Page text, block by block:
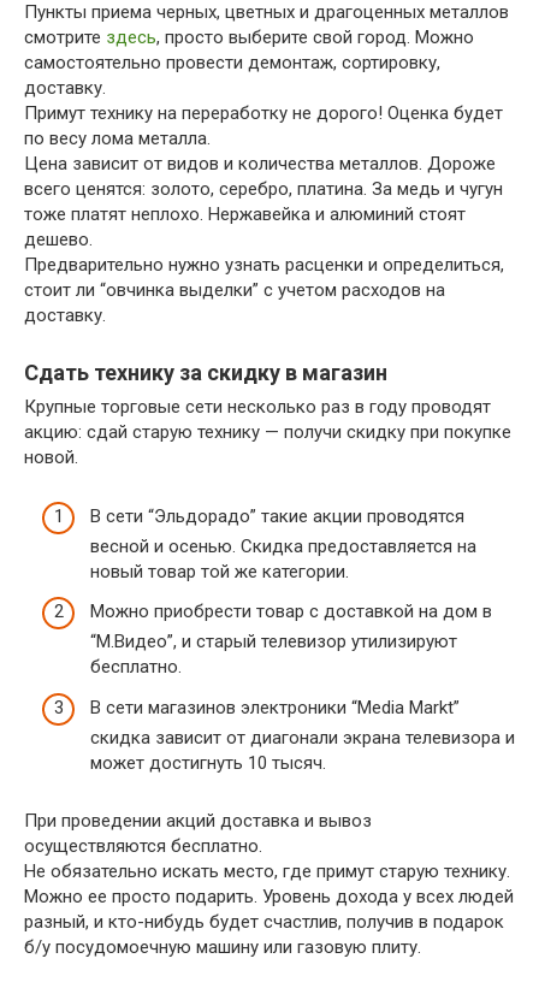
Пункты приема черных, цветных и драгоценных металлов
смотрите здесь, просто выберите свой город. Можно
самостоятельно провести демонтаж, сортировку,
доставку.
Примут технику на переработку не дорого! Оценка будет
по весу лома металла.
Цена зависит от видов и количества металлов. Дороже
всего ценятся: золото, серебро, платина. За медь и чугун
тоже платят неплохо. Нержавейка и алюминий стоят
дешево.
Предварительно нужно узнать расценки и определиться,
стоит ли “овчинка выделки” с учетом расходов на
доставку.
Сдать технику за скидку в магазин
Крупные торговые сети несколько раз в году проводят
акцию: сдай старую технику — получи скидку при покупке
новой.
В сети “Эльдорадо” такие акции проводятся
весной и осенью. Скидка предоставляется на
новый товар той же категории.
Можно приобрести товар с доставкой на дом в
“М.Видео”, и старый телевизор утилизируют
бесплатно.
В сети магазинов электроники “Media Markt”
скидка зависит от диагонали экрана телевизора и
может достигнуть 10 тысяч.
При проведении акций доставка и вывоз
осуществляются бесплатно.
Не обязательно искать место, где примут старую технику.
Можно ее просто подарить. Уровень дохода у всех людей
разный, и кто-нибудь будет счастлив, получив в подарок
б/у посудомоечную машину или газовую плиту.